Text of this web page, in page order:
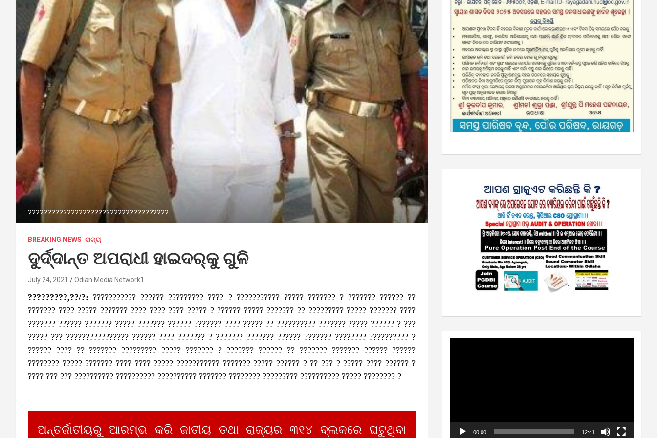
????????????????????????????????????
BREAKING NEWS ରାଜ୍ୟ
ଦୁର୍ଦ୍ଦାନ୍ତ ଅପରାଧୀ ହାଇଦର୍‌କୁ ଗୁଳି
July 24, 2021 Odian Media Network1
?????????,??/?: ??????????? ?????? ????????? ???? ? ??????????? ????? ??????? ? ??????? ?????? ??
??????? ???? ????? ??????? ???? ???? ???? ????? ? ?????? ????? ??????? ?? ????????? ????? ??????? ????
??????? ?????? ??????? ????? ??????? ?????? ??????? ???? ????? ?? ?????????? ??????? ????? ?????? ? ???
????? ??? ???????????????? ?????? ???? ??????? ? ??????? ??????? ?????? ??????? ???????? ?????????? ?
?????? ???? ?? ??????? ????????? ????? ??????? ? ??????? ?????? ?? ??????? ??????? ?????? ??????
???????? ????? ??????? ???? ???? ????? ??????????? ??????? ????? ?????? ? ?? ??? ? ????? ???? ?????? ?
???? ??? ??? ?????????? ?????????? ?????????? ??????? ???????? ????????? ?????????? ????? ???????? ?
ଅନ୍ତର୍ଜାତୀୟରୁ ଆରମ୍ଭ କରି ଜାତୀୟ ତଥା ରାଜ୍ୟର ୩୧୪ ବ୍ଲକରେ ଘଟୁଥିବା
00:00 12:41